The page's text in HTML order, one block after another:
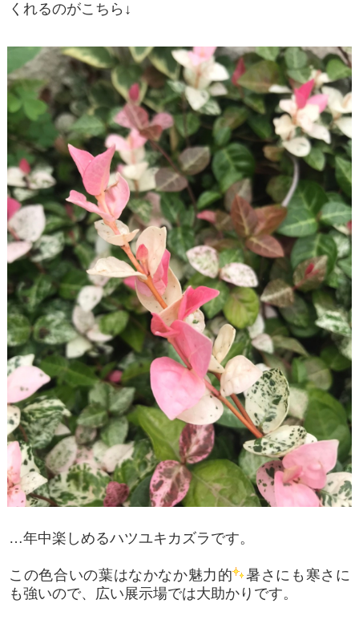
くれるのがこちら↓
…年中楽しめるハツユキカズラです。
この色合いの葉はなかなか魅力的
暑さにも寒さに
も強いので、広い展示場では大助かりです。